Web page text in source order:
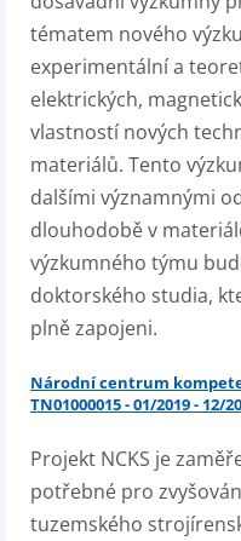
tématem nového
experimentální a
elektrických,
vlastností nových
materiálů. Tento
dalšími významnými
dlouhodobě v
výzkumného týmu
doktorského studia,
plně zapojeni.
Národní centrum
TN01000015 - 01/2019 - 12/
Projekt NCKS je
potřebné pro
tuzemského